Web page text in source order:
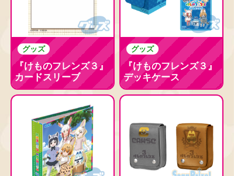
グッズ
『けものフレンズ３』
カードスリーブ
グッズ
『けものフレンズ３』
デッキケース